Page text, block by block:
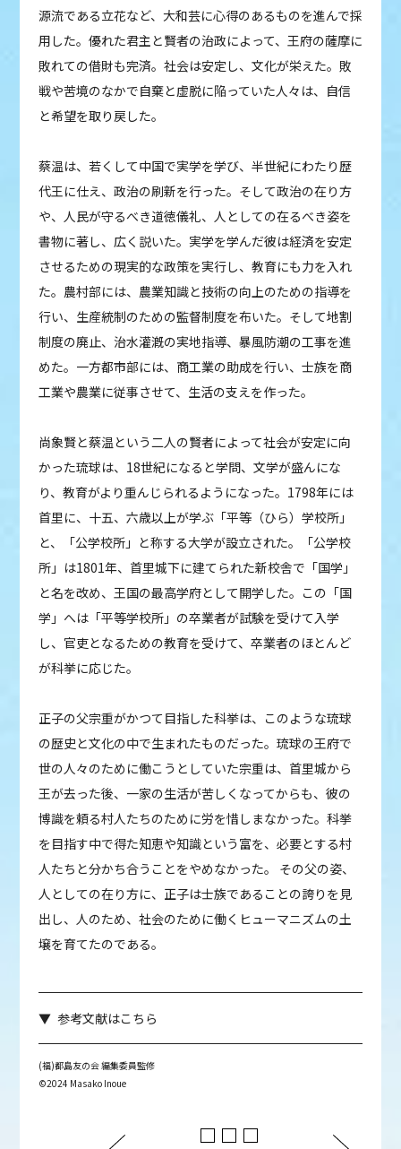
源流である立花など、大和芸に心得のあるものを進んで採
用した。優れた君主と賢者の治政によって、王府の薩摩に
敗れての借財も完済。社会は安定し、文化が栄えた。敗
戦や苦境のなかで自棄と虚脱に陥っていた人々は、自信
と希望を取り戻した。
蔡温は、若くして中国で実学を学び、半世紀にわたり歴
代王に仕え、政治の刷新を行った。そして政治の在り方
や、人民が守るべき道徳儀礼、人としての在るべき姿を
書物に著し、広く説いた。実学を学んだ彼は経済を安定
させるための現実的な政策を実行し、教育にも力を入れ
た。農村部には、農業知識と技術の向上のための指導を
行い、生産統制のための監督制度を布いた。そして地割
制度の廃止、治水灌漑の実地指導、暴風防潮の工事を進
めた。一方都市部には、商工業の助成を行い、士族を商
工業や農業に従事させて、生活の支えを作った。
尚象賢と蔡温という二人の賢者によって社会が安定に向
かった琉球は、18世紀になると学問、文学が盛んにな
り、教育がより重んじられるようになった。1798年には
首里に、十五、六歳以上が学ぶ「平等（ひら）学校所」
と、「公学校所」と称する大学が設立された。「公学校
所」は1801年、首里城下に建てられた新校舎で「国学」
と名を改め、王国の最高学府として開学した。この「国
学」へは「平等学校所」の卒業者が試験を受けて入学
し、官吏となるための教育を受けて、卒業者のほとんど
が科挙に応じた。
正子の父宗重がかつて目指した科挙は、このような琉球
の歴史と文化の中で生まれたものだった。琉球の王府で
世の人々のために働こうとしていた宗重は、首里城から
王が去った後、一家の生活が苦しくなってからも、彼の
博識を頼る村人たちのために労を惜しまなかった。科挙
を目指す中で得た知恵や知識という富を、必要とする村
人たちと分かち合うことをやめなかった。 その父の姿、
人としての在り方に、正子は士族であることの誇りを見
出し、人のため、社会のために働くヒューマニズムの土
壌を育てたのである。
参考文献はこちら
(福)都島友の会 編集委員監修
©2024 Masako Inoue